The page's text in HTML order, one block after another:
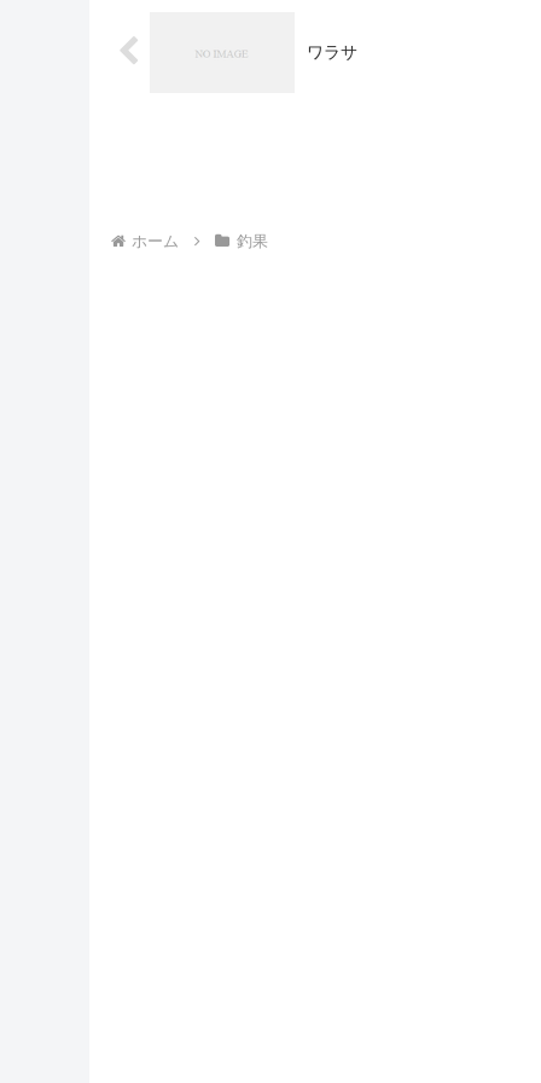
ワラサ
ホーム 釣果